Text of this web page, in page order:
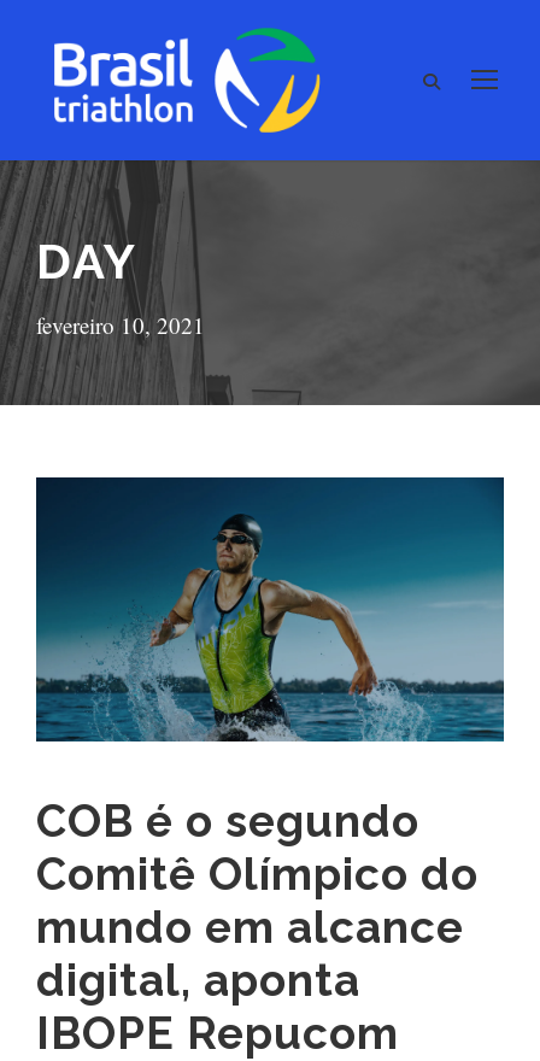
DAY
fevereiro 10, 2021
COB é o segundo
Comitê Olímpico do
mundo em alcance
digital, aponta
IBOPE Repucom